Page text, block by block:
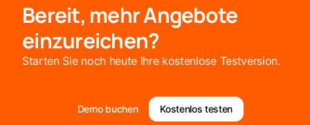
Bereit, mehr Angebote
einzureichen?
Starten Sie noch heute Ihre kostenlose Testversion.
Demo buchen Kostenlos testen